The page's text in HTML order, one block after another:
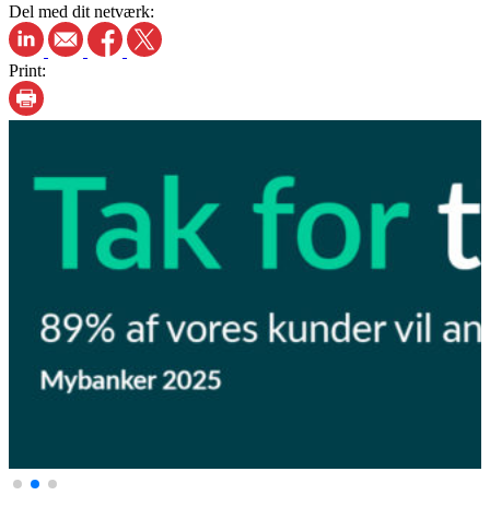
Del med dit netværk:
Print: